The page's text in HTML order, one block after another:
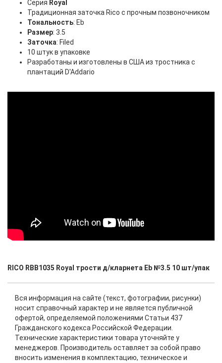
Серия Royal
Традиционная заточка Rico с прочным позвоночником
Тональность: Eb
Размер: 3.5
Заточка: Filed
10 штук в упаковке
Разработаны и изготовлены в США из тростника с
плантаций D'Addario
RICO RBB1035 Royal трости д/кларнета Eb №3.5 10 шт/упак
Вся информация на сайте (текст, фотографии, рисунки)
носит справочный характер и не является публичной
офертой, определяемой положениями Статьи 437
Гражданского кодекса Российской Федерации.
Технические характеристики товара уточняйте у
менеджеров. Производитель оставляет за собой право
вносить изменения в комплектацию, техническое и